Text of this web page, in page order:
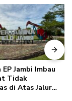
Jambi Imbau
Tidak
di Atas Jalur